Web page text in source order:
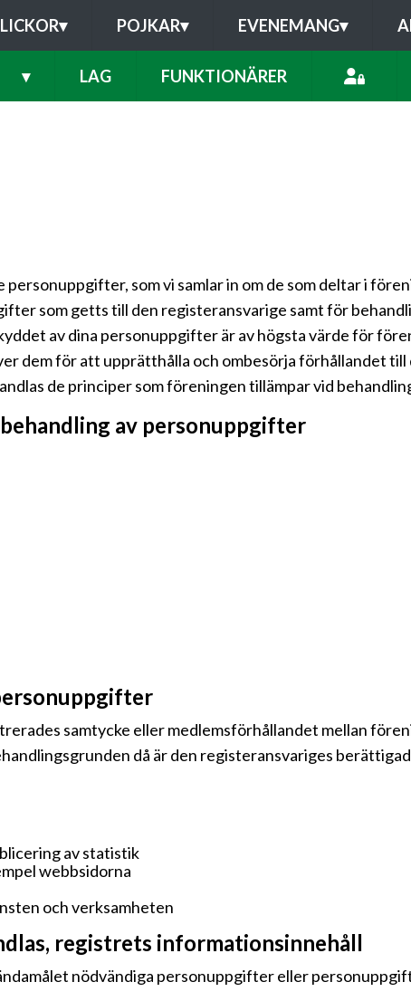
▾ POJKAR▾ EVENEMANG▾
▾ LAG FUNKTIONÄRER
som vi samlar in om de som deltar i
som getts till den registeransvarige samt för
av dina personuppgifter är av högsta värde för
dem för att upprätthålla och ombesörja förhållandet
de principer som föreningen tillämpar vid
av personuppgifter
samtycke eller medlemsförhållandet mellan
då är den registeransvariges
av statistik
webbsidorna
och verksamheten
registrets informationsinnehåll
nödvändiga personuppgifter eller